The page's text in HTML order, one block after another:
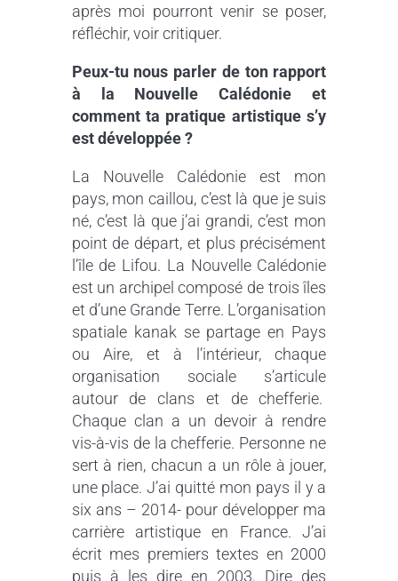
après moi pourront venir se poser,
réfléchir, voir critiquer.
Peux-tu nous parler de ton rapport
à la Nouvelle Calédonie et
comment ta pratique artistique s’y
est développée ?
La Nouvelle Calédonie est mon
pays, mon caillou, c’est là que je suis
né, c’est là que j’ai grandi, c’est mon
point de départ, et plus précisément
l’île de Lifou. La Nouvelle Calédonie
est un archipel composé de trois îles
et d’une Grande Terre. L’organisation
spatiale kanak se partage en Pays
ou Aire, et à l’intérieur, chaque
organisation sociale s’articule
autour de clans et de chefferie.
Chaque clan a un devoir à rendre
vis-à-vis de la chefferie. Personne ne
sert à rien, chacun a un rôle à jouer,
une place. J’ai quitté mon pays il y a
six ans – 2014- pour développer ma
carrière artistique en France. J’ai
écrit mes premiers textes en 2000
puis à les dire en 2003. Dire des